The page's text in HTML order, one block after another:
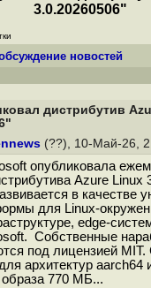
3.0.20260506"
новостей
дистрибутив
(??), 10-Май-26,
опубликовала
Azure Linux
в качестве
для Linux-
edge-
Собственные
под лицензией MIT.
архитектур aarch64
образа 770 МБ...